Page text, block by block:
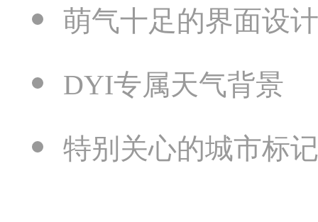
萌气十足的界面设计
DYI专属天气背景
特别关心的城市标记